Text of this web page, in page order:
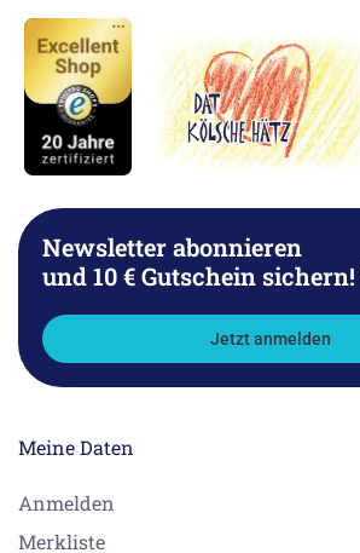
Newsletter abonnieren
und 10 € Gutschein sichern!
Jetzt anmelden
Meine Daten
Anmelden
Merkliste